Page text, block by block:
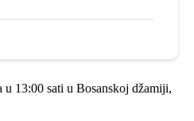
u 13:00 sati u Bosanskoj džamiji,